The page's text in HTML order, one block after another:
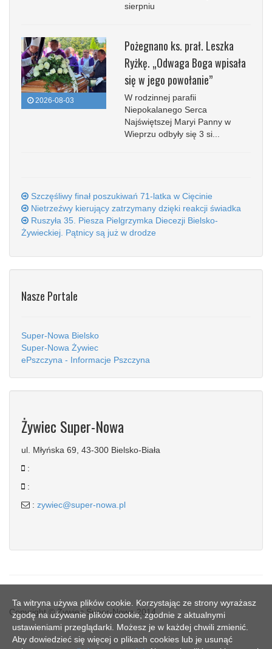
sierpniu
2026-08-03
Pożegnano ks. prał. Leszka
Ryżkę. „Odwaga Boga wpisała
się w jego powołanie”
W rodzinnej parafii
Niepokalanego Serca
Najświętszej Maryi Panny w
Wieprzu odbyły się 3 si...
Szczęśliwy finał poszukiwań 71-latka w Cięcinie
Nietrzeźwy kierujący zatrzymany dzięki reakcji świadka
Ruszyła 35. Piesza Pielgrzymka Diecezji Bielsko-
Żywieckiej. Pątnicy są już w drodze
Nasze Portale
Super-Nowa Bielsko
Super-Nowa Żywiec
ePszczyna - Informacje Pszczyna
Żywiec Super-Nowa
ul. Młyńska 69, 43-300 Bielsko-Biała
:
:
: zywiec@super-nowa.pl
Copyright © Żywiec Super-Nowa 2014
Ta witryna używa plików cookie. Korzystając ze strony wyrażasz
zgodę na używanie plików cookie, zgodnie z aktualnymi
ustawieniami przeglądarki. Możesz je w każdej chwili zmienić.
Aby dowiedzieć się więcej o plikach cookies lub je usunąć